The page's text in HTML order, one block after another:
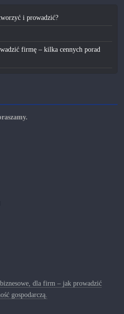
i prowadzić?
firmę – kilka cennych porad
dla firm – jak prowadzić
gospodarczą.